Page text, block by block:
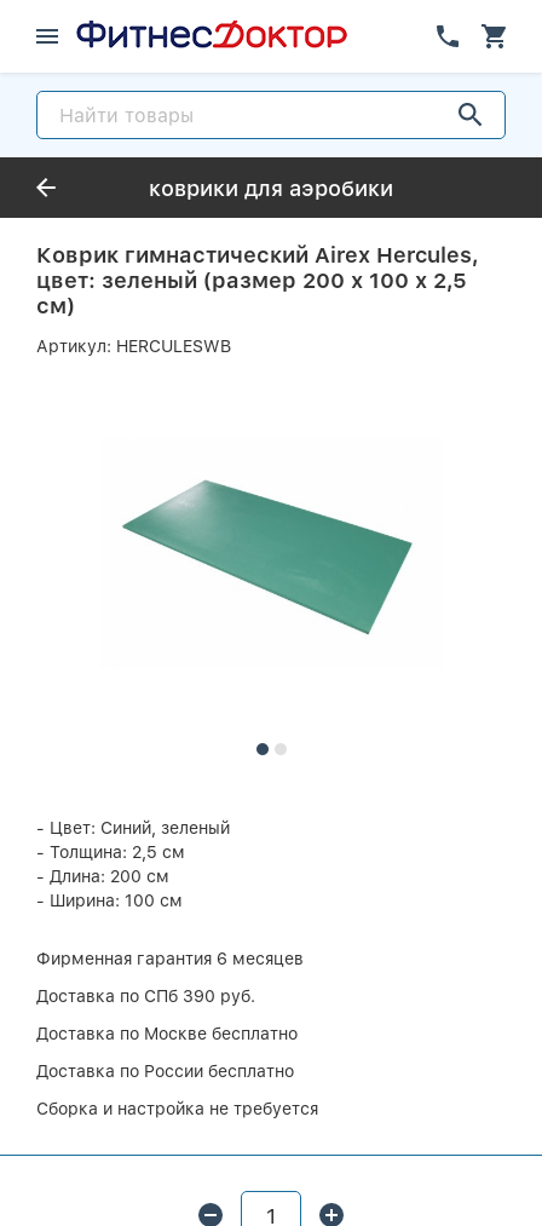
коврики для аэробики
Коврик гимнастический Airex Hercules,
цвет: зеленый (размер 200 х 100 х 2,5
см)
Артикул: HERCULESWB
- Цвет: Синий, зеленый
- Толщина: 2,5 cм
- Длина: 200 см
- Ширина: 100 см
Фирменная гарантия 6 месяцев
Доставка по СПб 390 руб.
Доставка по Москве бесплатно
Доставка по России бесплатно
Сборка и настройка не требуется